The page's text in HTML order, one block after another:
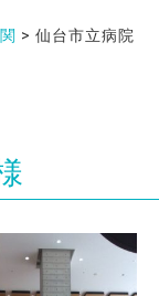
> 仙台市立病院